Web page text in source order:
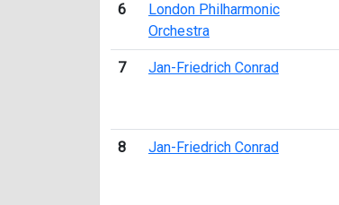
6
London Philharmonic
Orchestra
7 Jan-Friedrich Conrad
8 Jan-Friedrich Conrad